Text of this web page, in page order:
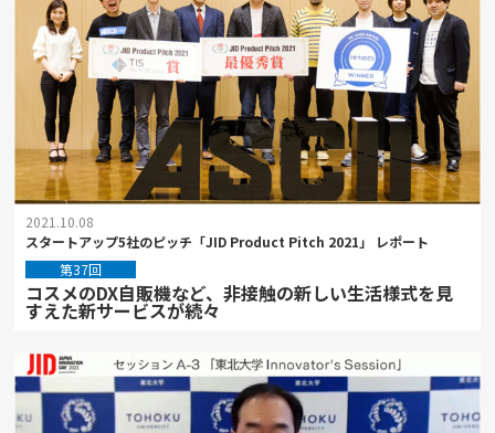
2021.10.08
スタートアップ5社のピッチ「JID Product Pitch 2021」 レポート
第37回
コスメのDX自販機など、非接触の新しい生活様式を見
すえた新サービスが続々